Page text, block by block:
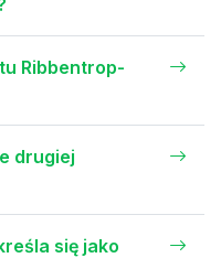
Ribbentrop-
drugiej
się jako